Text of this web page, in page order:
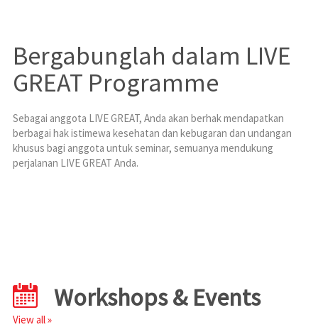
Bergabunglah dalam LIVE
GREAT Programme
Sebagai anggota LIVE GREAT, Anda akan berhak mendapatkan
berbagai hak istimewa kesehatan dan kebugaran dan undangan
khusus bagi anggota untuk seminar, semuanya mendukung
perjalanan LIVE GREAT Anda.
Workshops & Events
View all»